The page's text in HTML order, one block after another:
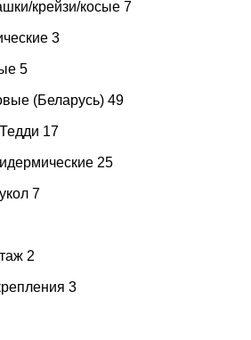
крейзи/косые 7
3
5
(Беларусь) 49
17
25
7
2
3